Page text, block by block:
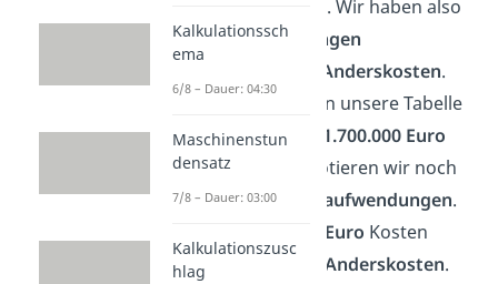
sind. Wir haben also
Andersaufwendungen
Anderskosten.
Das wird auch so in unsere Tabelle
eingetragen – die
1.700.000 Euro
Aufwendungen
notieren wir noch
einmal beiAndersaufwendungen.
2.100.000 Euro Kosten
nochmals bei den Anderskosten.
Kalkulationssch
ema
6/8 – Dauer: 04:30
Maschinenstun
densatz
7/8 – Dauer: 03:00
Kalkulationszusc
hlag